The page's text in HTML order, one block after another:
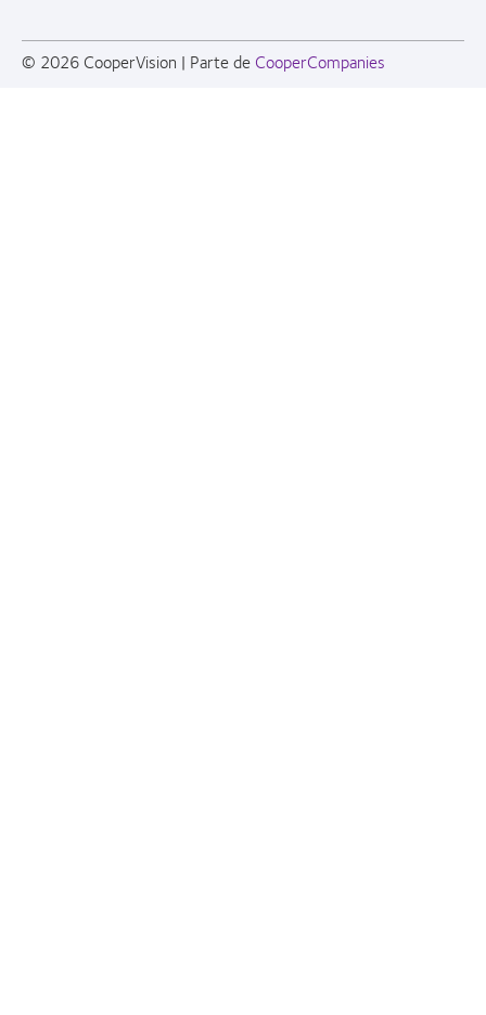
© 2026 CooperVision | Parte de CooperCompanies